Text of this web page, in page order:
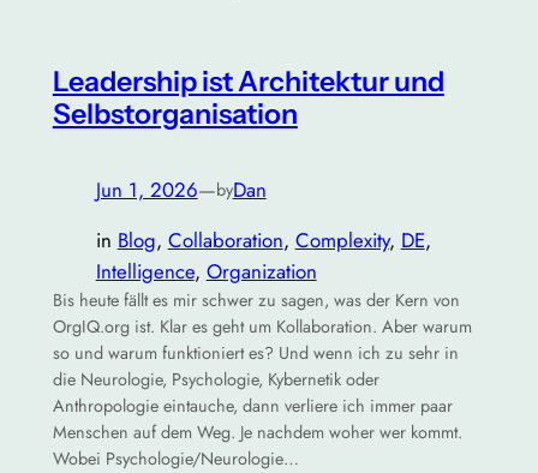
Leadership ist Architektur und
Selbstorganisation
Jun 1, 2026—byDan
in Blog, Collaboration, Complexity, DE
Intelligence, Organization
Bis heute fällt es mir schwer zu sagen, was der Kern von
OrgIQ.org ist. Klar es geht um Kollaboration. Aber warum
so und warum funktioniert es? Und wenn ich zu sehr in
die Neurologie, Psychologie, Kybernetik oder
Anthropologie eintauche, dann verliere ich immer paar
Menschen auf dem Weg. Je nachdem woher wer kommt.
Wobei Psychologie/Neurologie…